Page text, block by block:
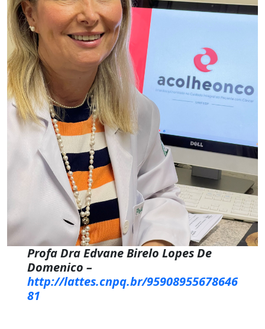
Profa Dra Edvane Birelo Lopes De
Domenico –
http://lattes.cnpq.br/95908955678646
81